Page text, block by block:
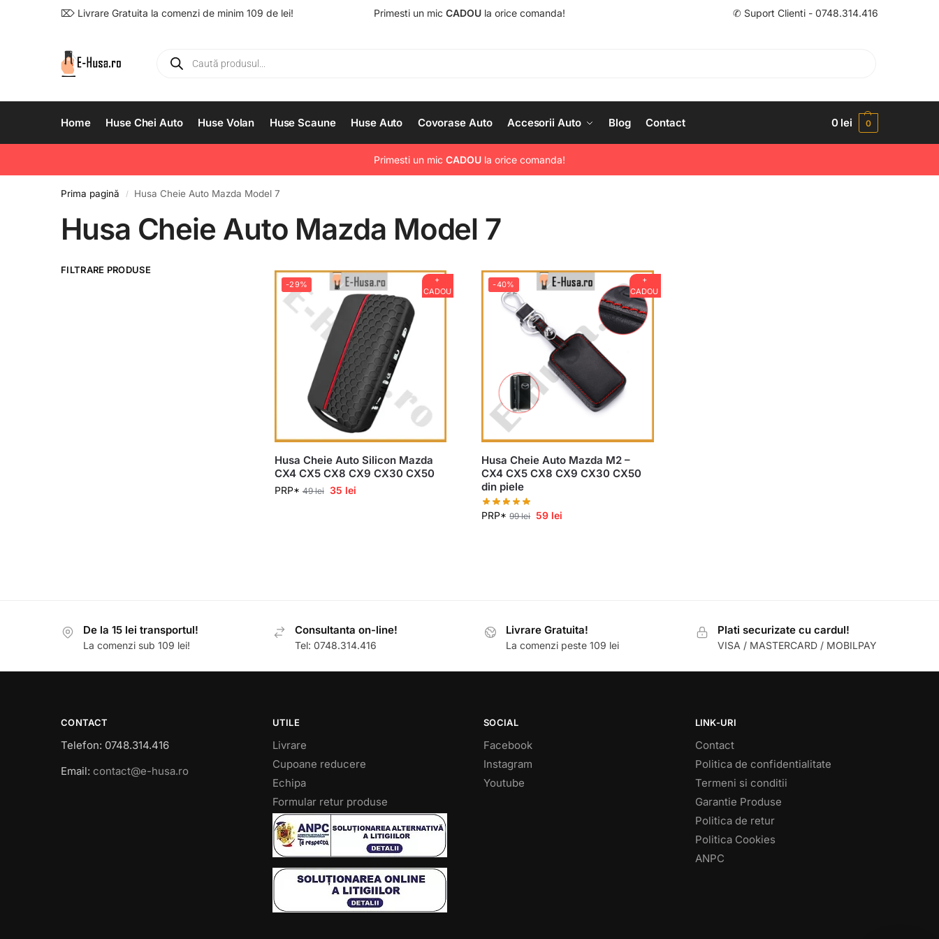
⌦ Livrare Gratuita la comenzi de minim 109 de lei! Primesti un mic CADOU la orice comanda! ✆ Suport Clienti - 0748.314.416
Home Huse Chei Auto Huse Volan Huse Scaune Huse Auto Covorase Auto Accesorii Auto Blog Contact 0 lei 0
Primesti un mic CADOU la orice comanda!
Prima pagină / Husa Cheie Auto Mazda Model 7
Husa Cheie Auto Mazda Model 7
+
CADOU
-29%
Husa Cheie Auto Silicon Mazda
CX4 CX5 CX8 CX9 CX30 CX50
PRP*49lei 35 lei
+
CADOU
-40%
Husa Cheie Auto Mazda M2 –
CX4 CX5 CX8 CX9 CX30 CX50
din piele
PRP*99lei 59 lei
FILTRARE PRODUSE
De la 15 lei transportul!
La comenzi sub 109 lei!
Consultanta on-line!
Tel: 0748.314.416
Livrare Gratuita!
La comenzi peste 109 lei
Plati securizate cu cardul!
VISA / MASTERCARD / MOBILPAY
CONTACT
Telefon: 0748.314.416
Email: contact@e-husa.ro
UTILE
Livrare
Cupoane reducere
Echipa
Formular retur produse
SOCIAL
Facebook
Instagram
Youtube
LINK-URI
Contact
Politica de confidentialitate
Termeni si conditii
Garantie Produse
Politica de retur
Politica Cookies
ANPC